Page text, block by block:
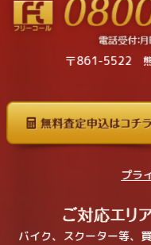
〒861-5522 熊
プラ
バイク、スクーター等、